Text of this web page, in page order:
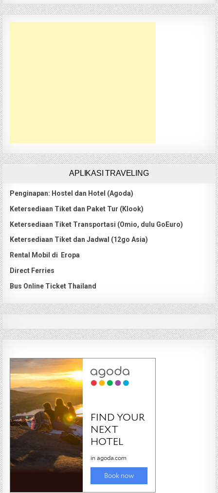
APLIKASI TRAVELING
Penginapan: Hostel dan Hotel (Agoda)
Ketersediaan Tiket dan Paket Tur (Klook)
Ketersediaan Tiket Transportasi (Omio, dulu GoEuro)
Ketersediaan Tiket dan Jadwal (12go Asia)
Rental Mobil di Eropa
Direct Ferries
Bus Online Ticket Thailand